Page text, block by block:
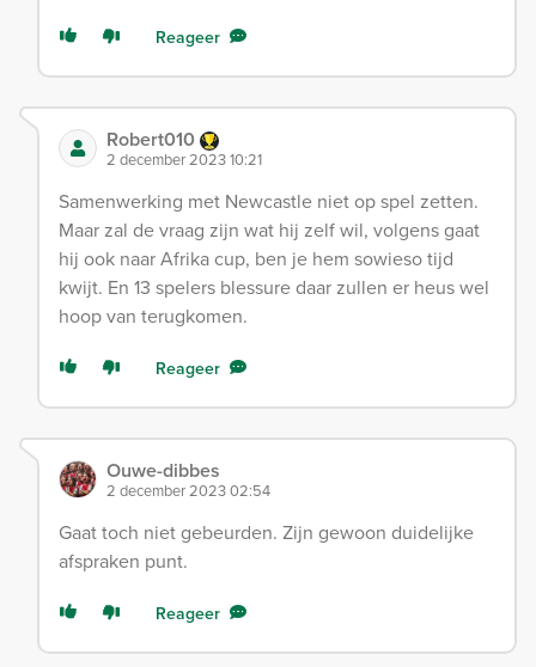
Reageer
Robert010
2 december 2023 10:21
Samenwerking met Newcastle niet op spel zetten.
Maar zal de vraag zijn wat hij zelf wil, volgens gaat
hij ook naar Afrika cup, ben je hem sowieso tijd
kwijt. En 13 spelers blessure daar zullen er heus wel
hoop van terugkomen.
Reageer
Ouwe-dibbes
2 december 2023 02:54
Gaat toch niet gebeurden. Zijn gewoon duidelijke
afspraken punt.
Reageer